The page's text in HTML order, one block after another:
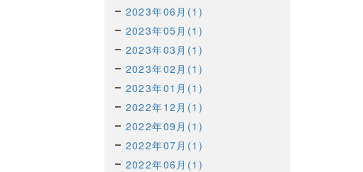
2023年06月(1)
2023年05月(1)
2023年03月(1)
2023年02月(1)
2023年01月(1)
2022年12月(1)
2022年09月(1)
2022年07月(1)
2022年06月(1)